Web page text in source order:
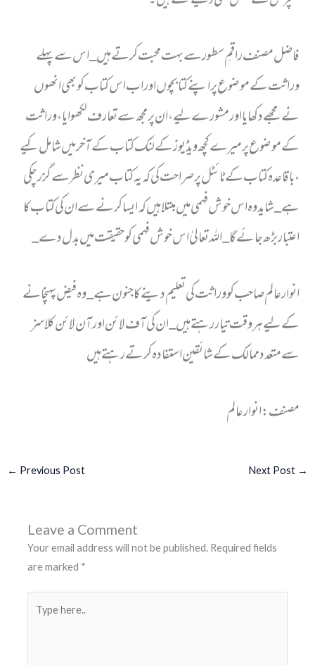
فاضل مصنف راقمِ سطور سے بہت محبت کرتے ہیں _ اس سے پہلے
وراثت کے موضوع پر اپنے کتابچوں اور اب اس کتاب کو بھی انھوں
نے مجھے دکھایا اور مشورے لیے ، ان پر مجھ سے تعارف لکھوایا ، وراثت
کے موضوع پر میرے کچھ ویڈیوز کے لنک کتاب کے آخر میں شامل کیے
، باقاعدہ کتاب کے ٹائٹل پر صراحت کی کہ یہ کتاب میری نظر سے گزر چکی
ہے _ شاید وہ اس خوش فہمی میں مبتلا ہیں کہ ایسا کرنے سے ان کی کتاب کا
اعتبار بڑھ جائے گا _ اللہ تعالیٰ اس خوش فہمی کو حقیقت میں بدل دے _
انوار عالم صاحب کو وراثت کی تعلیم دینے کا جنون ہے _ وہ فیض پہنچانے
کے لیے ہر وقت تیار رہتے ہیں _ ان کی آف لائن اور آن لائن کلاسز
سے متعدد ممالک کے شائقین استفادہ کرتے رہتے ہیں
مصنف : انوار عالم
← Previous Post Next Post →
Leave a Comment
Your email address will not be published. Required fields
are marked *
here..